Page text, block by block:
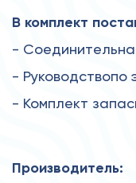
В комплект
-
- Руководствопо
- Комплект
Производитель: